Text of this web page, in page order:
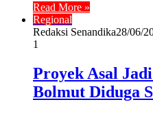
Read More »
Regional
Redaksi Senandika28/06/
1
Proyek Asal
Bolmut Diduga